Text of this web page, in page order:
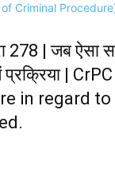
Criminal
278 | जब ऐसा
|
in regard